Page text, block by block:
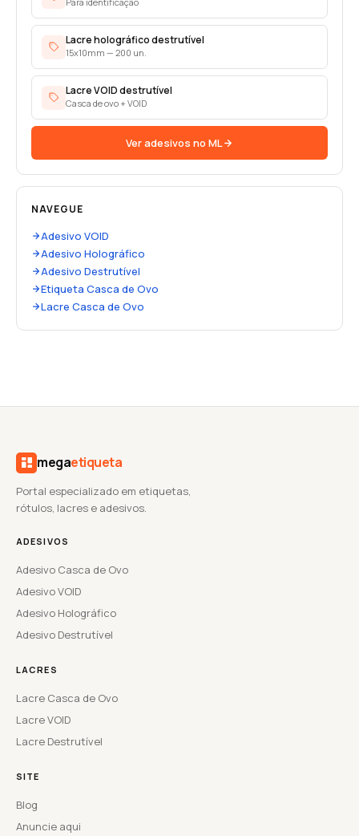
Lacre holográfico destrutível
15x10mm — 200 un.
Lacre VOID destrutível
Casca de ovo + VOID
Ver adesivos no ML
NAVEGUE
Adesivo VOID
Adesivo Holográfico
Adesivo Destrutível
Etiqueta Casca de Ovo
Lacre Casca de Ovo
megaetiqueta
Portal especializado em etiquetas,
rótulos, lacres e adesivos.
ADESIVOS
Adesivo Casca de Ovo
Adesivo VOID
Adesivo Holográfico
Adesivo Destrutível
LACRES
Lacre Casca de Ovo
Lacre VOID
Lacre Destrutível
SITE
Blog
Anuncie aqui